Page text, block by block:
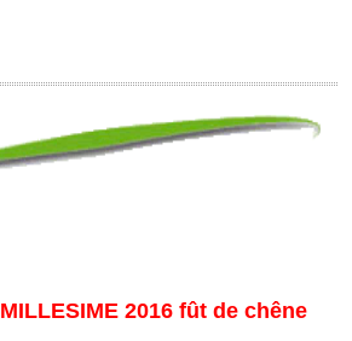
MILLESIME 2016 fût de chêne